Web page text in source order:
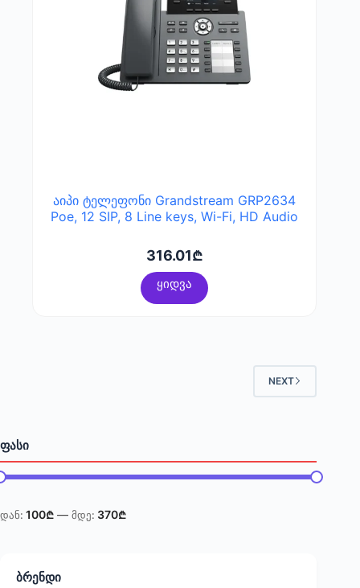
აიპი ტელეფონი Grandstream GRP2634
Poe, 12 SIP, 8 Line keys, Wi-Fi, HD Audio
316.01₾
ყიდვა
NEXT
ᲤᲐᲡᲘ
price
price 100₾ — 370₾
ᲑᲠᲔᲜᲓᲘ